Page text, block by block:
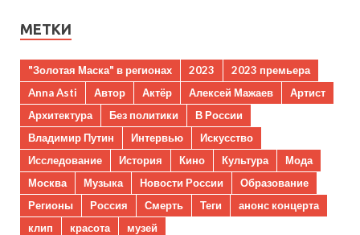
МЕТКИ
"Золотая Маска" в регионах 2023
2023 премьера
Anna Asti
Автор Актёр Алексей Мажаев
Артист
Архитектура
Без политики
В России
Владимир Путин
Интервью
Искусство
Исследование
История Кино Культура
Мода
Москва
Музыка Новости России
Образование
Регионы
Россия Смерть Теги
анонс концерта
клип
красота
музей